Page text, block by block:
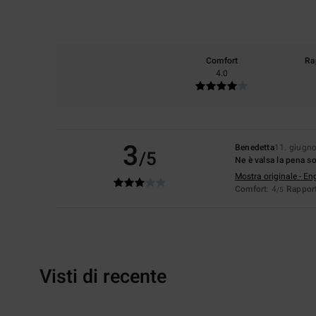
Comfort
4.0
3/5 Benedetta11.
Ne è valsa la pena
Mostra originale -
Comfort: 4/5
Visti di recente